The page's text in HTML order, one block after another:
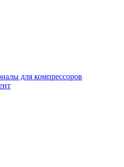
для компрессоров